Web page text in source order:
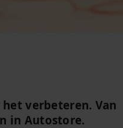
verbeteren. Van
in Autostore.